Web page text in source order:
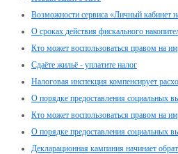
Возможности сервиса «Личный кабинет
О сроках действия фискального
Кто может воспользоваться правом на
Сдаёте жильё - уплатите налог
Налоговая инспекция компенсирует
О порядке предоставления социальных
Кто может воспользоваться правом на
О порядке предоставления социальных
Декларационная кампания начинает